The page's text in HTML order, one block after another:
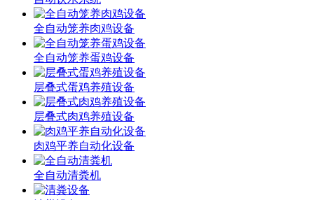
全自动笼养肉鸡设备
全自动笼养蛋鸡设备
层叠式蛋鸡养殖设备
层叠式肉鸡养殖设备
肉鸡平养自动化设备
全自动清粪机